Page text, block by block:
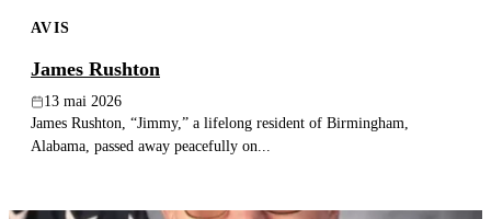
AVIS
James Rushton
13 mai 2026
James Rushton, “Jimmy,” a lifelong resident of Birmingham,
Alabama, passed away peacefully on...